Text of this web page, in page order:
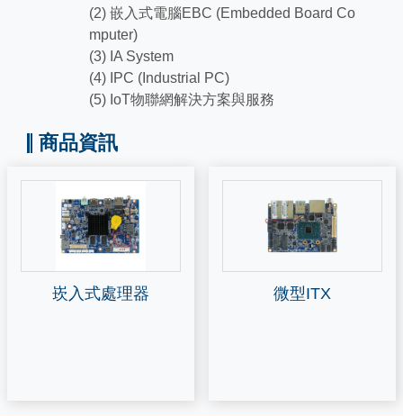
(2) 嵌入式電腦EBC (Embedded Board Co
mputer)
(3) IA System
(4) IPC (Industrial PC)
(5) IoT物聯網解決方案與服務
商品資訊
崁入式處理器 微型ITX